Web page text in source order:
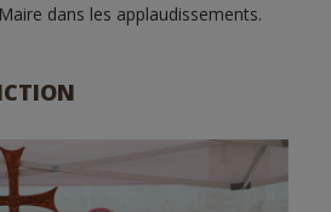
dans les applaudissements.